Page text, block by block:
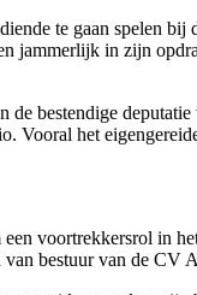
te gaan spelen
in zijn
bestendige
het
voortrekkersrol in
bestuur van de CV